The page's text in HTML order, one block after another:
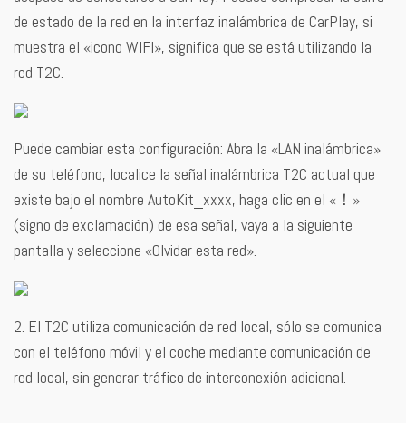
de estado de la red en la interfaz inalámbrica de CarPlay, si
muestra el «icono WIFI», significa que se está utilizando la
red T2C.
Puede cambiar esta configuración: Abra la «LAN inalámbrica»
de su teléfono, localice la señal inalámbrica T2C actual que
existe bajo el nombre AutoKit_xxxx, haga clic en el «！»
(signo de exclamación) de esa señal, vaya a la siguiente
pantalla y seleccione «Olvidar esta red».
2. El T2C utiliza comunicación de red local, sólo se comunica
con el teléfono móvil y el coche mediante comunicación de
red local, sin generar tráfico de interconexión adicional.